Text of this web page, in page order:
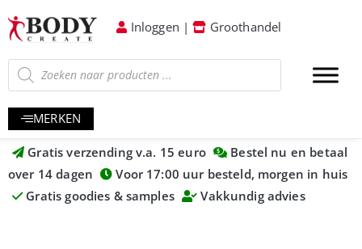
Inloggen | Groothandel
MERKEN
Gratis verzending v.a. 15 euro
Bestel nu en betaal
over 14 dagen
Voor 17:00 uur besteld, morgen in huis
Gratis goodies & samples
Vakkundig advies